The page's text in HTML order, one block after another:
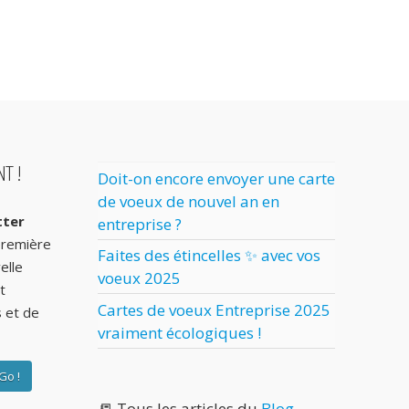
!
et de
Doit-on encore envoyer une carte
de voeux de nouvel an en
entreprise ?
Faites des étincelles ✨ avec vos
voeux 2025
Cartes de voeux Entreprise 2025
vraiment écologiques !